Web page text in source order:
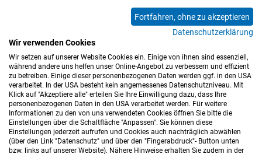
15 16 17
18
24 25 26
27
28
29 30 31
37
> >>
Impressum Datenschutz Barrierefreiheitserklärung
Fortfahren, ohne zu akzeptieren
Datenschutzerklärung
Wir verwenden Cookies
Wir setzen auf unserer Website Cookies ein. Einige von ihnen sind essenziell,
während andere uns helfen unser Online-Angebot zu verbessern und effizient
zu betreiben. Einige dieser personenbezogenen Daten werden ggf. in den USA
verarbeitet. In der USA besteht kein angemessenes Datenschutzniveau. Mit
Klick auf "Akzeptiere alle" erteilen Sie Ihre Einwilligung dazu, dass Ihre
personenbezogenen Daten in den USA verarbeitet werden. Für weitere
Informationen zu den von uns verwendeten Cookies öffnen Sie bitte die
Einstellungen über die Schaltfläche "Anpassen". Sie können diese
Einstellungen jederzeit aufrufen und Cookies auch nachträglich abwählen
(über den Link "Datenschutz" und über den "Fingerabdruck"- Button unten
bzw. links auf unserer Website). Nähere Hinweise erhalten Sie zudem in der